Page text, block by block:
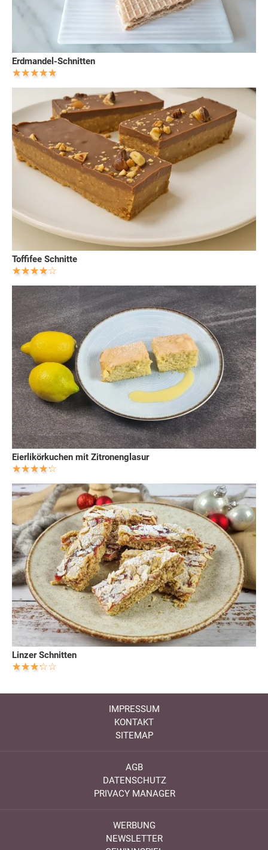
Erdmandel-Schnitten
Toffifee Schnitte
Eierlikörkuchen mit Zitronenglasur
Linzer Schnitten
IMPRESSUM
KONTAKT
SITEMAP
AGB
DATENSCHUTZ
PRIVACY MANAGER
WERBUNG
NEWSLETTER